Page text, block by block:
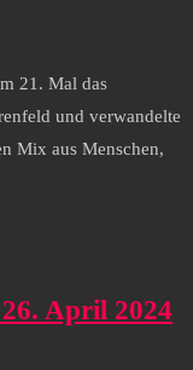
21. Mal das
und verwandelte
Mix aus Menschen,
April 2024